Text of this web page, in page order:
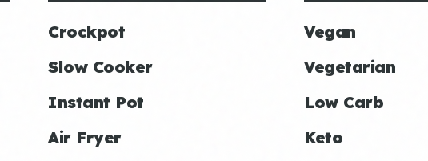
Crockpot
Slow Cooker
Instant Pot
Air Fryer
Vegan
Vegetarian
Low Carb
Keto